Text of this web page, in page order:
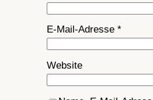
E-Mail-Adresse *
Website